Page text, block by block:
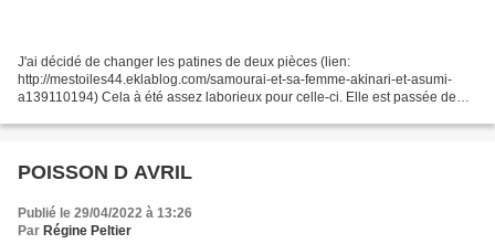
J'ai décidé de changer les patines de deux pièces (lien:
http://mestoiles44.eklablog.com/samourai-et-sa-femme-akinari-et-asumi-
a139110194) Cela à été assez laborieux pour celle-ci. Elle est passée de
POISSON D AVRIL
Publié le 29/04/2022 à 13:26
Par Régine Peltier